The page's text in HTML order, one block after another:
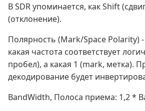
В SDR упоминается, как Shift
(отклонение).
Полярность (Mark/Space Polarity)
какая частота соответствует
пробел), а какая 1 (mark, метка).
декодирование будет
BandWidth, Полоса приема: 1,2 *